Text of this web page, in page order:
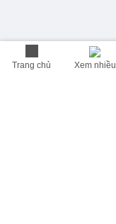
Trang chủ Xem nhiều